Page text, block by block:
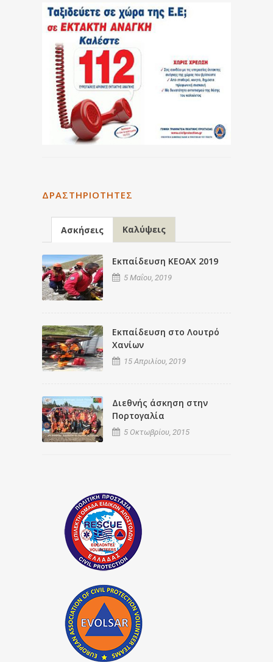
ΔΡΑΣΤΗΡΙΌΤΗΤΕΣ
Ασκήσεις Καλύψεις
Εκπαίδευση ΚΕΟΑΧ 2019
5 Μαΐου, 2019
Εκπαίδευση στο Λουτρό
Χανίων
15 Απριλίου, 2019
Διεθνής άσκηση στην
Πορτογαλία
5 Οκτωβρίου, 2015